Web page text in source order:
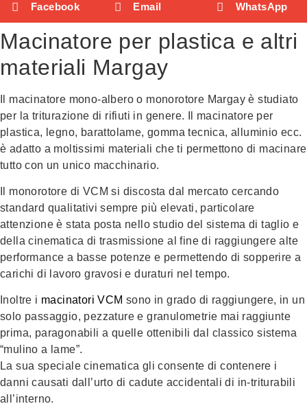
Facebook
Email WhatsApp
Macinatore per plastica e altri
materiali Margay
Il macinatore mono-albero o monorotore Margay è studiato
per la triturazione di rifiuti in genere. Il macinatore per
plastica, legno, barattolame, gomma tecnica, alluminio ecc.
è adatto a moltissimi materiali che ti permettono di macinare
tutto con un unico macchinario.
Il monorotore di VCM si discosta dal mercato cercando
standard qualitativi sempre più elevati, particolare
attenzione è stata posta nello studio del sistema di taglio e
della cinematica di trasmissione al fine di raggiungere alte
performance a basse potenze e permettendo di sopperire a
carichi di lavoro gravosi e duraturi nel tempo.
Inoltre i macinatori VCM sono in grado di raggiungere, in un
solo passaggio, pezzature e granulometrie mai raggiunte
prima, paragonabili a quelle ottenibili dal classico sistema
“mulino a lame”.
La sua speciale cinematica gli consente di contenere i
danni causati dall’urto di cadute accidentali di in-triturabili
all’interno.